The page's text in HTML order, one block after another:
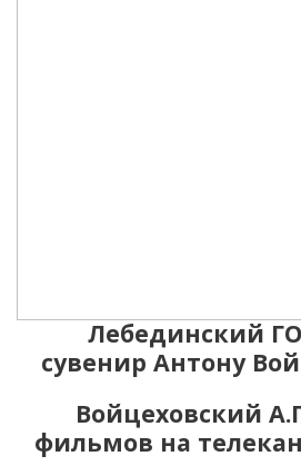
Лебединский
сувенир Антону
Войцеховский
фильмов на